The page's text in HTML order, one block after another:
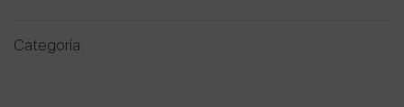
Categoría: